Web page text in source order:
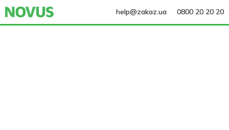
help@zakaz.ua 0800 20 20 20